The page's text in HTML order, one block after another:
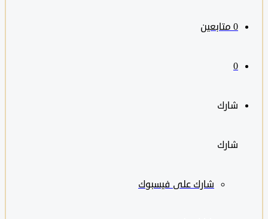
متابعين
شارك
شارك على فيسبوك